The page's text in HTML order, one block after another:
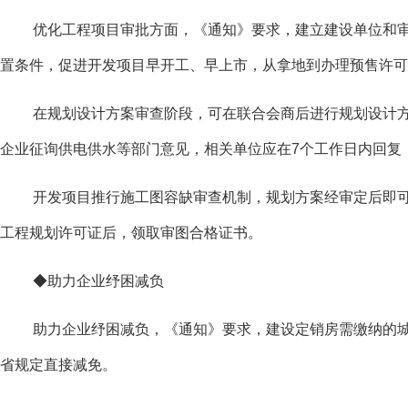
优化工程项目审批方面，《通知》要求，建立建设单位和
置条件，促进开发项目早开工、早上市，从拿地到办理预售许
在规划设计方案审查阶段，可在联合会商后进行规划设
企业征询供电供水等部门意见，相关单位应在7个工作日内回
开发项目推行施工图容缺审查机制，规划方案经审定后
工程规划许可证后，领取审图合格证书。
◆助力企业纾困减负
助力企业纾困减负，《通知》要求，建设定销房需缴纳
省规定直接减免。